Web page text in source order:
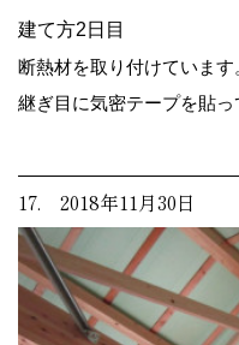
建て方2日目
断熱材を取り付けています
継ぎ目に気密テープを貼っ
17. 2018年11月30日